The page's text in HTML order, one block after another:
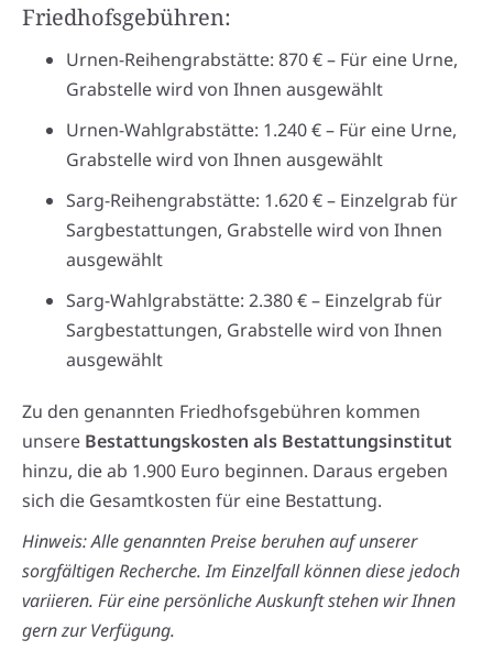
Friedhofsgebühren:
Urnen-Reihengrabstätte: 870 € – Für eine Urne,
Grabstelle wird von Ihnen ausgewählt
Urnen-Wahlgrabstätte: 1.240 € – Für eine Urne,
Grabstelle wird von Ihnen ausgewählt
Sarg-Reihengrabstätte: 1.620 € – Einzelgrab für
Sargbestattungen, Grabstelle wird von Ihnen
ausgewählt
Sarg-Wahlgrabstätte: 2.380 € – Einzelgrab für
Sargbestattungen, Grabstelle wird von Ihnen
ausgewählt
Zu den genannten Friedhofsgebühren kommen
unsere Bestattungskosten als Bestattungsinstitut
hinzu, die ab 1.900 Euro beginnen. Daraus ergeben
sich die Gesamtkosten für eine Bestattung.
Hinweis: Alle genannten Preise beruhen auf unserer
sorgfältigen Recherche. Im Einzelfall können diese jedoch
variieren. Für eine persönliche Auskunft stehen wir Ihnen
gern zur Verfügung.